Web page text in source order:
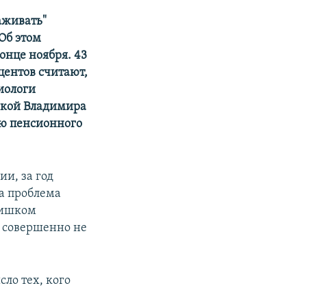
этом
ноября. 43
считают,
Владимира
пенсионного
за год
проблема
совершенно не
тех, кого